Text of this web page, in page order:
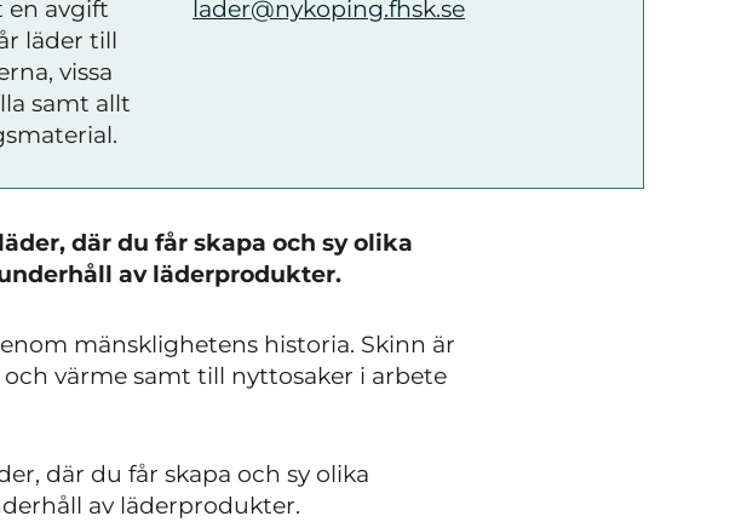
en avgift
läder till
vissa
samt allt
lader@nykoping.fhsk.se
där du får skapa och sy olika
av läderprodukter.
mänsklighetens historia. Skinn är
värme samt till nyttosaker i arbete
där du får skapa och sy olika
av läderprodukter.